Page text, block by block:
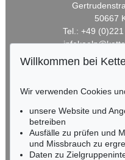
50667
Tel.: +49
Miriam
Tel.: +49 (0)62
Fax: +49 (0)62
Willkommen bei
Wir verwenden Cookies
unsere Website und
betreiben
Ausfälle zu prüfen und
und Missbrauch zu
Daten zu